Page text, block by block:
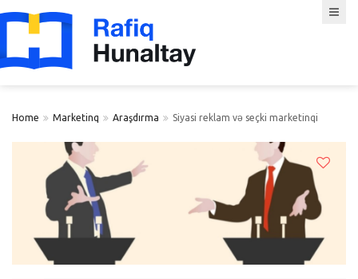
Home Marketinq Araşdırma Siyasi reklam və seçki marketinqi